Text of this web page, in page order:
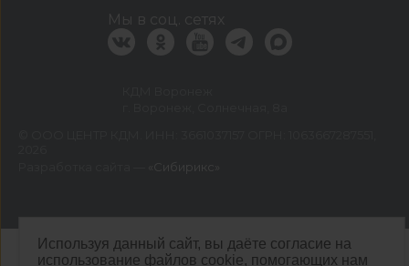
Используя данный сайт, вы даёте согласие на
использование файлов cookie, помогающих нам
Мы в соц. сетях
«Сибирикс»